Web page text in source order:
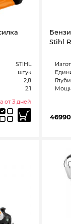
STIHL
штук
2,8
2.1
от 3 дней
Stihl